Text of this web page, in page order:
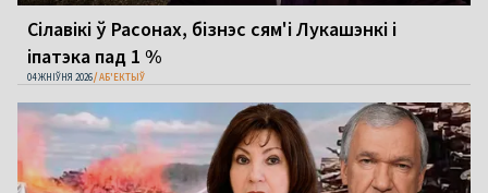
Сілавікі ў Расонах, бізнэс сям'і Лукашэнкі і
іпатэка пад 1 %
04 ЖНІЎНЯ 2026 АБ'ЕКТЫЎ